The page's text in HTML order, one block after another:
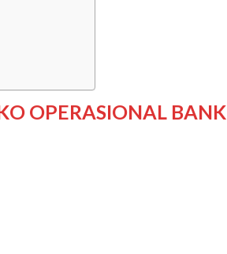
OPERASIONAL BANK